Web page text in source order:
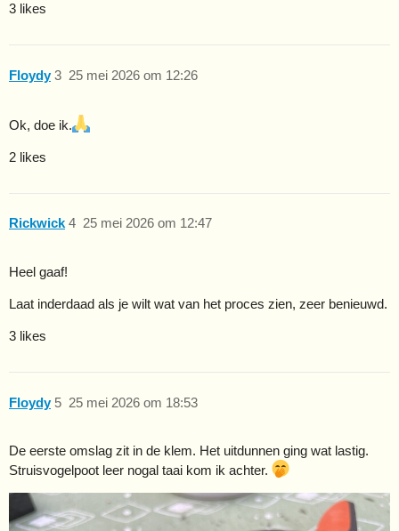
3 likes
Floydy 25 mei 2026 om 12:26
3
Ok, doe ik.
2 likes
Rickwick 25 mei 2026 om 12:47
4
Heel gaaf!
Laat inderdaad als je wilt wat van het proces zien, zeer benieuwd.
3 likes
Floydy 25 mei 2026 om 18:53
5
De eerste omslag zit in de klem. Het uitdunnen ging wat lastig.
Struisvogelpoot leer nogal taai kom ik achter.